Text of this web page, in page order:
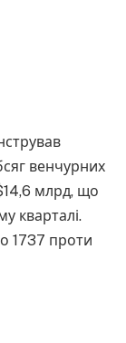
венчурних
млрд, що
кварталі.
1737 проти